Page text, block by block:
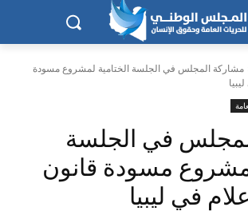
مشاركة المجلس في الجلسة الختامية لمشروع مسودة
في الجلسة
مسودة قانون
في ليبيا